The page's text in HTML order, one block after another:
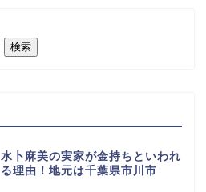
検索
水卜麻美の実家が金持ちといわれ
る理由！地元は千葉県市川市